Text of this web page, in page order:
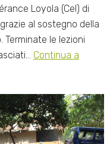
Loyola (Cel) di
al sostegno della
Terminate le lezioni
Continua a